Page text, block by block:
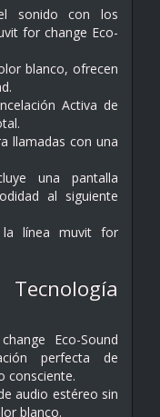
sonido con los
for change Eco-
blanco, ofrecen
Activa de
llamadas con una
una pantalla
al siguiente
la línea muvit for
Eco-Sound
perfecta de
consciente.
audio estéreo sin
blanco.